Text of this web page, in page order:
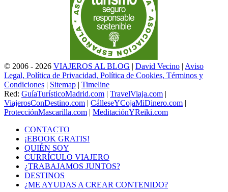
© 2006 - 2026 VIAJEROS AL BLOG | David Vecino | Aviso
Legal, Política de Privacidad, Política de Cookies, Términos y
Condiciones | Sitemap | Timeline
Red: GuíaTurísticoMadrid.com | TravelViaja.com |
ViajerosConDestino.com | CálleseYCojaMiDinero.com |
ProtecciónMascarilla.com | MeditaciónYReiki.com
CONTACTO
¡EBOOK GRATIS!
QUIÉN SOY
CURRÍCULO VIAJERO
¿TRABAJAMOS JUNTOS?
DESTINOS
¿ME AYUDAS A CREAR CONTENIDO?